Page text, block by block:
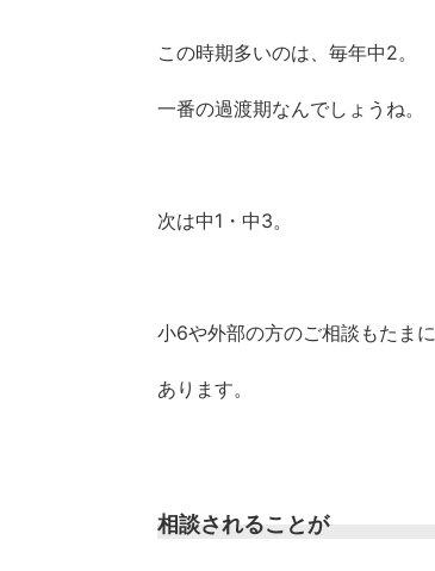
この時期多いのは、毎年中2。
一番の過渡期なんでしょうね。
次は中1・中3。
小6や外部の方のご相談もたまに
あります。
相談されることが